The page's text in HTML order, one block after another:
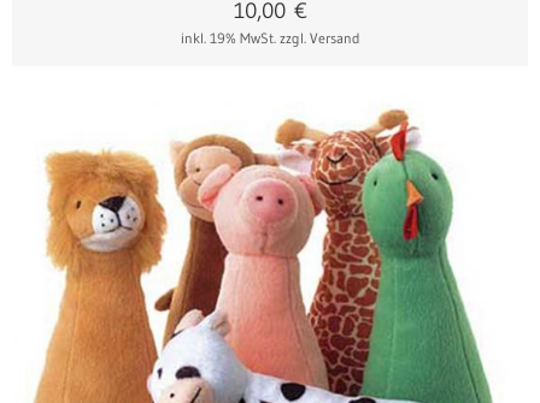
inkl. 19% MwSt. zzgl. Versand
10,00€